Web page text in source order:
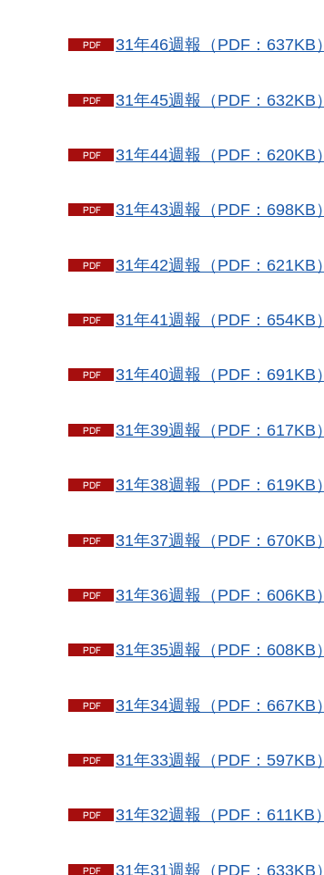
31年46週報（PDF：637KB）
31年45週報（PDF：632KB）
31年44週報（PDF：620KB）
31年43週報（PDF：698KB）
31年42週報（PDF：621KB）
31年41週報（PDF：654KB）
31年40週報（PDF：691KB）
31年39週報（PDF：617KB）
31年38週報（PDF：619KB）
31年37週報（PDF：670KB）
31年36週報（PDF：606KB）
31年35週報（PDF：608KB）
31年34週報（PDF：667KB）
31年33週報（PDF：597KB）
31年32週報（PDF：611KB）
31年31週報（PDF：633KB）